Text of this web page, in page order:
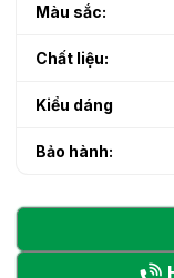
Màu sắc:
Chất liệu:
Kiểu dáng
Bảo hành: